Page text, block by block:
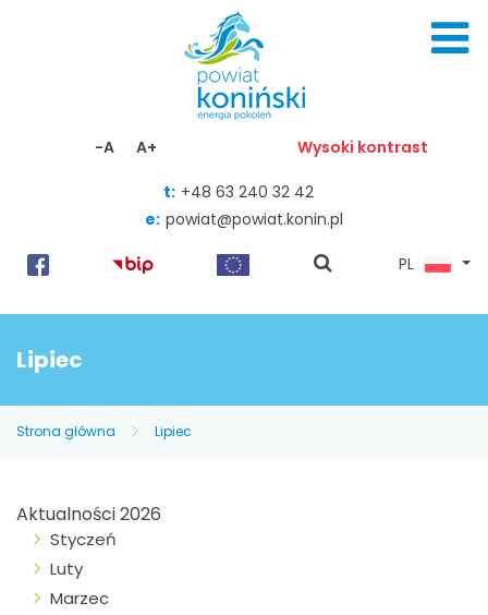
-A A+ Wysoki kontrast
t: +48 63 240 32 42
e: powiat@powiat.konin.pl
pokaż
PL
Lipiec
Strona główna Lipiec
Aktualności 2026
Styczeń
Luty
Marzec